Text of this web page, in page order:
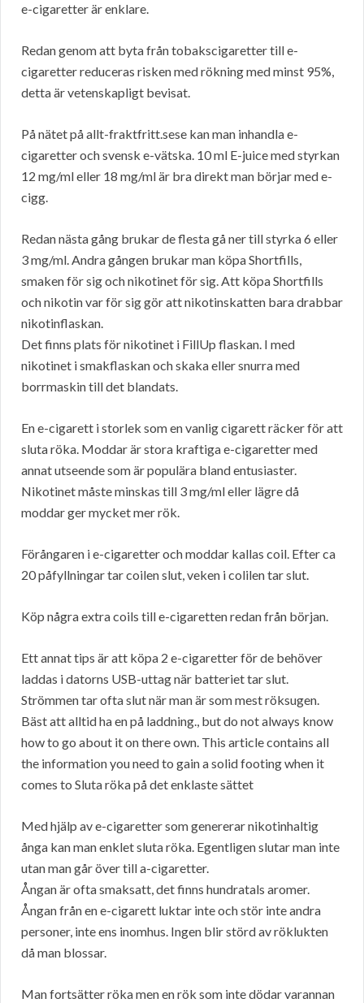
e-cigaretter är enklare.
Redan genom att byta från tobakscigaretter till e-
cigaretter reduceras risken med rökning med minst 95%,
detta är vetenskapligt bevisat.
På nätet på allt-fraktfritt.sese kan man inhandla e-
cigaretter och svensk e-vätska. 10 ml E-juice med styrkan
12 mg/ml eller 18 mg/ml är bra direkt man börjar med e-
cigg.
Redan nästa gång brukar de flesta gå ner till styrka 6 eller
3 mg/ml. Andra gången brukar man köpa Shortfills,
smaken för sig och nikotinet för sig. Att köpa Shortfills
och nikotin var för sig gör att nikotinskatten bara drabbar
nikotinflaskan.
Det finns plats för nikotinet i FillUp flaskan. I med
nikotinet i smakflaskan och skaka eller snurra med
borrmaskin till det blandats.
En e-cigarett i storlek som en vanlig cigarett räcker för att
sluta röka. Moddar är stora kraftiga e-cigaretter med
annat utseende som är populära bland entusiaster.
Nikotinet måste minskas till 3 mg/ml eller lägre då
moddar ger mycket mer rök.
Förångaren i e-cigaretter och moddar kallas coil. Efter ca
20 påfyllningar tar coilen slut, veken i colilen tar slut.
Köp några extra coils till e-cigaretten redan från början.
Ett annat tips är att köpa 2 e-cigaretter för de behöver
laddas i datorns USB-uttag när batteriet tar slut.
Strömmen tar ofta slut när man är som mest röksugen.
Bäst att alltid ha en på laddning., but do not always know
how to go about it on there own. This article contains all
the information you need to gain a solid footing when it
comes to Sluta röka på det enklaste sättet
Med hjälp av e-cigaretter som genererar nikotinhaltig
ånga kan man enklet sluta röka. Egentligen slutar man inte
utan man går över till a-cigaretter.
Ångan är ofta smaksatt, det finns hundratals aromer.
Ångan från en e-cigarett luktar inte och stör inte andra
personer, inte ens inomhus. Ingen blir störd av röklukten
då man blossar.
Man fortsätter röka men en rök som inte dödar varannan